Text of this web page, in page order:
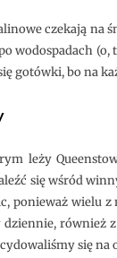
czekają na
wodospadach
gotówki, bo na
leży
się wśród
ponieważ wielu
również
się